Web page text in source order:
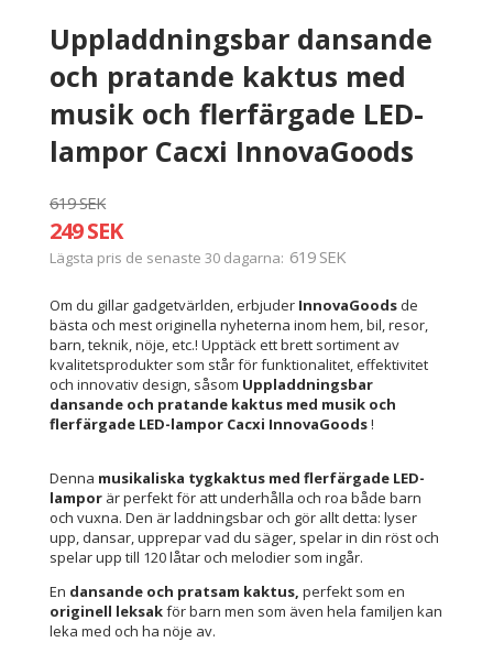
Uppladdningsbar dansande
och pratande kaktus med
musik och flerfärgade LED-
lampor Cacxi InnovaGoods
619 SEK
249 SEK
Lägsta pris de senaste 30 dagarna 619 SEK
Om du gillar gadgetvärlden, erbjuder InnovaGoods de
bästa och mest originella nyheterna inom hem, bil, resor,
barn, teknik, nöje, etc.! Upptäck ett brett sortiment av
kvalitetsprodukter som står för funktionalitet, effektivitet
och innovativ design, såsom Uppladdningsbar
dansande och pratande kaktus med musik och
flerfärgade LED-lampor Cacxi InnovaGoods!
Denna musikaliska tygkaktus med flerfärgade LED-
lampor är perfekt för att underhålla och roa både barn
och vuxna. Den är laddningsbar och gör allt detta: lyser
upp, dansar, upprepar vad du säger, spelar in din röst och
spelar upp till 120 låtar och melodier som ingår.
En dansande och pratsam kaktus, perfekt som en
originell leksakför barn men som även hela familjen kan
leka med och ha nöje av.